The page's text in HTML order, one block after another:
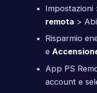
Impostazioni
remota >
Risparmio
e
App PS
account e